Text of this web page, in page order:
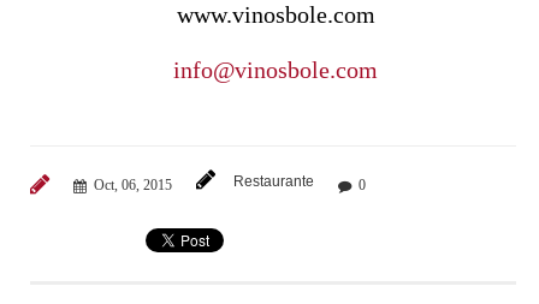
www.vinosbole.com
info@vinosbole.com
Oct, 06, 2015 Restaurante 0